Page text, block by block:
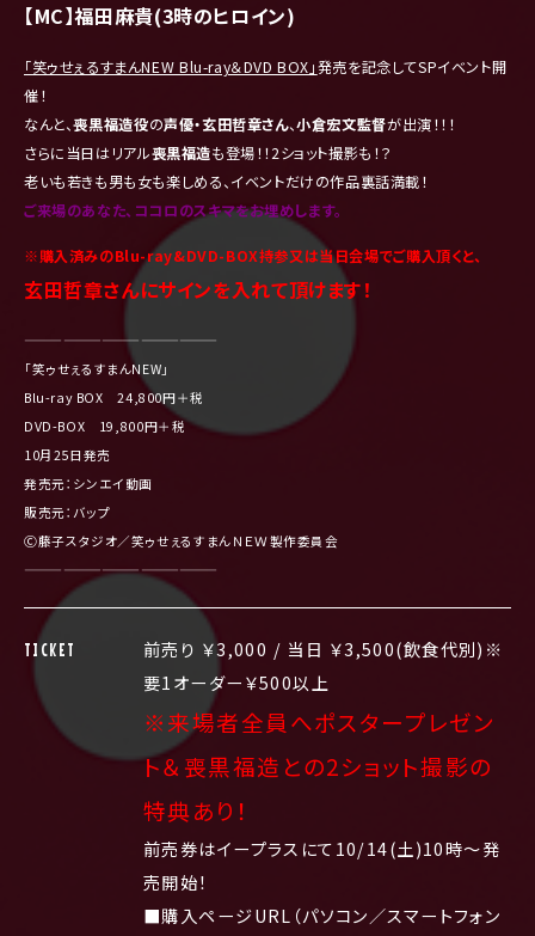
【MC】福田麻貴(3時のヒロイン)
「笑ゥせぇるすまんNEW Blu-ray＆DVD BOX」発売を記念してSPイベント開
催！
なんと、喪黒福造役の声優・玄田哲章さん、小倉宏文監督が出演！！！
さらに当日はリアル喪黒福造も登場！！2ショット撮影も！？
老いも若きも男も女も楽しめる、イベントだけの作品裏話満載！
ご来場のあなた、ココロのスキマをお埋めします。
※購入済みのBlu-ray&DVD-BOX持参又は当日会場でご購入頂くと、
玄田哲章さんにサインを入れて頂けます！
———————————————
「笑ゥせぇるすまんNEW」
Blu-ray BOX 24,800円＋税
DVD-BOX 19,800円＋税
10月25日発売
発売元：シンエイ動画
販売元：バップ
Ⓒ藤子スタジオ／笑ゥせぇるすまんＮＥＷ製作委員会
———————————————
TICKET
前売り ￥3,000 / 当日 ￥3,500(飲食代別)※
要1オーダー￥500以上
※来場者全員へポスタープレゼン
ト＆喪黒福造との2ショット撮影の
特典あり！
前売券はイープラスにて10/14(土)10時～発
売開始！
■購入ページURL（パソコン／スマートフォン